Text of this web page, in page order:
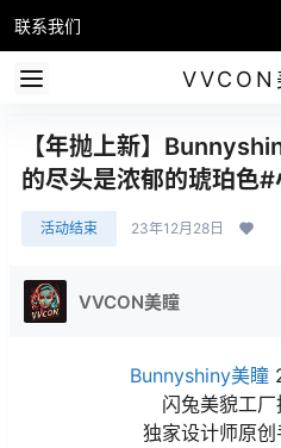
联系我们
VVCON
【年抛上新】
的尽头是浓郁的琥珀色
活动结束 23年12月28日
VVCON美瞳
Bunnyshiny美瞳
闪兔美貌工
独家设计师原创